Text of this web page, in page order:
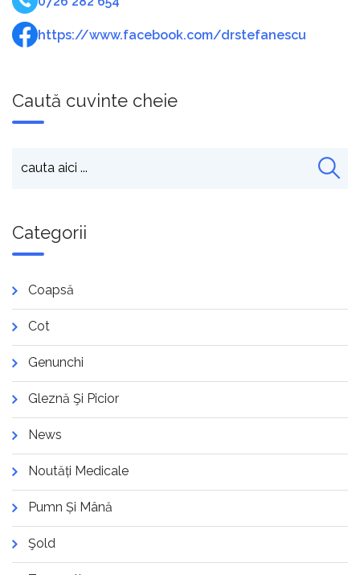
https://www.facebook.com/drstefanescu
Caută cuvinte cheie
Categorii
Coapsă
Cot
Genunchi
Gleznă Şi Picior
News
Noutăți Medicale
Pumn Și Mână
Şold